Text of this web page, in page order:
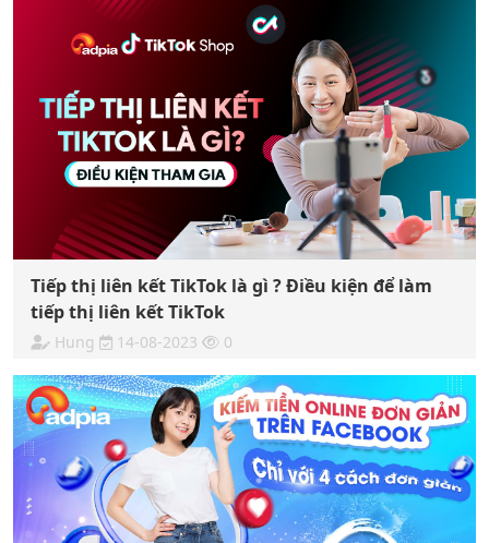
Tiếp thị liên kết TikTok là gì ? Điều kiện để làm
tiếp thị liên kết TikTok
Hung 14-08-2023 0